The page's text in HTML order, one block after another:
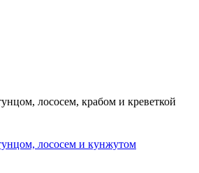
лососем, крабом и креветкой
лососем и кунжутом